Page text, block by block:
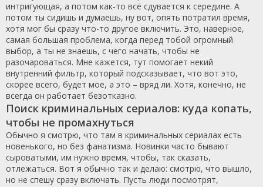
интригующая, а потом как-то всё сдувается к середине. А
потом ты сидишь и думаешь, ну вот, опять потратил время,
хотя мог бы сразу что-то другое включить. Это, наверное,
самая большая проблема, когда перед тобой огромный
выбор, а ты не знаешь, с чего начать, чтобы не
разочароваться. Мне кажется, тут помогает некий
внутренний фильтр, который подсказывает, что вот это,
скорее всего, будет моё, а это – вряд ли. Хотя, конечно, не
всегда он работает безотказно.
Поиск криминальных сериалов: куда копать,
чтобы не промахнуться
Обычно я смотрю, что там в криминальных сериалах есть
новенького, но без фанатизма. Новинки часто бывают
сыроватыми, им нужно время, чтобы, так сказать,
отлежаться. Вот я обычно так и делаю: смотрю, что вышло,
но не спешу сразу включать. Пусть люди посмотрят,